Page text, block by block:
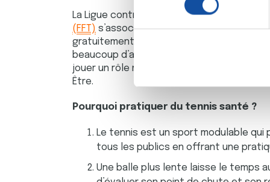
digitales).
Pour en savoir plus sur le
. Vous pouvez
vous leur avez fournies ou
e
t
i
o
n
u
n
s
La Ligue contre le cancer etla Fédération
(FFT) s’associent pour permettre aux
gratuitement de séances de tennis
beaucoup d’atouts,
jouer un rôle majeur dans le
Être.
Pourquoi pratiquer du tennis santé ?
Le tennis est un sport modulable qui
tous les publics en offrant une
Une balle plus lente laisse le temps